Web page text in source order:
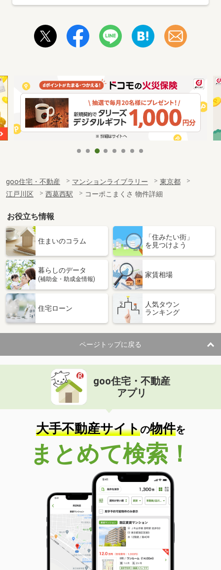
goo住宅・不動産 マンションライブラリー
東京都
江戸川区
西葛西駅 コーポこまくさ 物件詳細
お役立ち情報
住まいのコラム
「住みたい街」
を見つけよう
暮らしのデータ
(補助金・助成金情報)
家賃相場
住宅ローン
人気タウン
ランキング
ページトップに戻る
goo住宅・不動産
アプリ
大手不動産サイトの物件を
まとめて検索！